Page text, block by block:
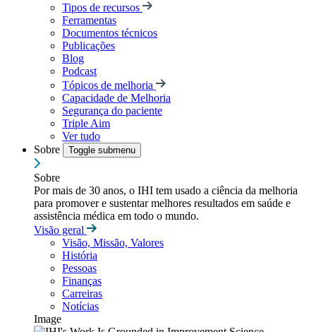
Tipos de recursos
Ferramentas
Documentos técnicos
Publicações
Blog
Podcast
Tópicos de melhoria
Capacidade de Melhoria
Segurança do paciente
Triple Aim
Ver tudo
Sobre
Toggle submenu
Sobre
Por mais de 30 anos, o IHI tem usado a ciência da melhoria
para promover e sustentar melhores resultados em saúde e
assistência médica em todo o mundo.
Visão geral
Visão, Missão, Valores
História
Pessoas
Finanças
Carreiras
Notícias
Image